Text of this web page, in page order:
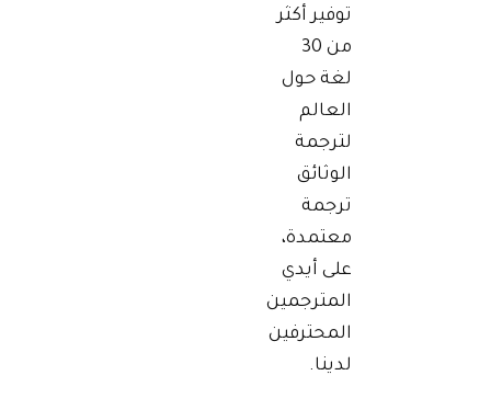
توفير أكثر
من 30
لغة حول
العالم
لترجمة
الوثائق
ترجمة
معتمدة،
على أيدي
المترجمين
المحترفين
لدينا.